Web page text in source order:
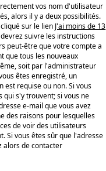
vos nom d'utilisateur
alors il y a deux possibilités.
sur le lien J'ai moins de 13
suivre les instructions
peut-être que votre compte a
que tous les nouveaux
soit par l'administrateur
êtes enregistré, un
est requise ou non. Si vous
qui s'y trouvent; si vous ne
e-mail que vous avez
des raisons pour lesquelles
de voir des utilisateurs
Si vous êtes sûr que l'adresse
alors de contacter